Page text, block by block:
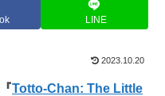
LINE
2023.10.20
Totto-Chan: The Little